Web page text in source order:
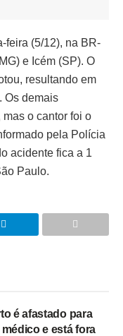
feira (5/12), na BR-
e Icém (SP). O
resultando em
Os demais
o cantor foi o
pela Polícia
acidente fica a 1
Paulo.
é afastado para
e está fora